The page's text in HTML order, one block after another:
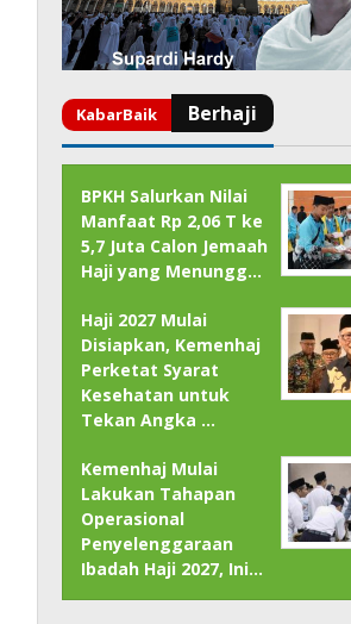
BPKH Salurkan Nilai
Manfaat Rp 2,06 T ke
5,7 Juta Calon Jemaah
Haji yang Menungg…
Haji 2027 Mulai
Disiapkan, Kemenhaj
Perketat Syarat
Kesehatan untuk
Tekan Angka …
Kemenhaj Mulai
Lakukan Tahapan
Operasional
Penyelenggaraan
Ibadah Haji 2027, Ini…